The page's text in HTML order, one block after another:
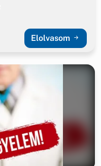
Elolvasom